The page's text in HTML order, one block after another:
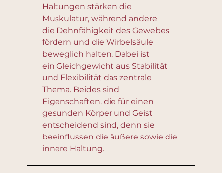
Haltungen stärken die
Muskulatur, während andere
die Dehnfähigkeit des Gewebes
fördern und die Wirbelsäule
beweglich halten. Dabei ist
ein Gleichgewicht aus Stabilität
und Flexibilität das zentrale
Thema. Beides sind
Eigenschaften, die für einen
gesunden Körper und Geist
entscheidend sind, denn sie
beeinflussen die äußere sowie die
innere Haltung.